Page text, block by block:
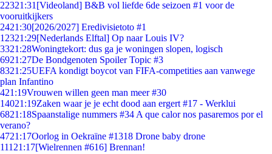
22321:31 [Videoland] B&B vol liefde 6de seizoen #1 voor de
vooruitkijkers
2421:30[2026/2027] Eredivisietoto #1
12321:29[Nederlands Elftal] Op naar Louis IV?
3321:28Woningtekort: dus ga je woningen slopen, logisch
6921:27De Bondgenoten Spoiler Topic #3
8321:25UEFA kondigt boycot van FIFA-competities aan vanwege
plan Infantino
421:19Vrouwen willen geen man meer #30
14021:19Zaken waar je je echt dood aan ergert #17 - Werklui
6821:18Spaanstalige nummers #34 A que calor nos pasaremos por el
verano?
4721:17Oorlog in Oekraïne #1318 Drone baby drone
111 21:17[Wielrennen #616] Brennan!